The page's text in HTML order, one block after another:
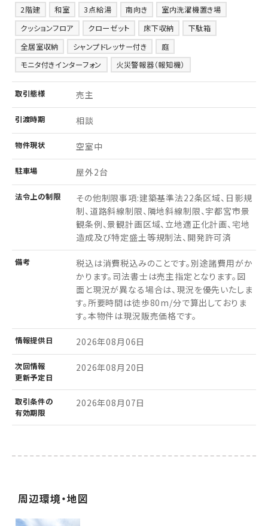
2階建
和室 3点給湯 南向き
室内洗濯機置き場
クッションフロア
クローゼット 床下収納
下駄箱
全居室収納
シャンプドレッサー付き
庭
モニタ付きインターフォン
火災警報器（報知機）
取引態様 売主
引渡時期 相談
物件現状 空室中
駐車場 屋外2台
法令上の制限
その他制限事項:建築基準法22条区域、日影規
制、道路斜線制限、隣地斜線制限、宇都宮市景
観条例、景観計画区域、立地適正化計画、宅地
造成及び特定盛土等規制法、開発許可済
備考
税込は消費税込みのことです。別途諸費用がか
かります。司法書士は売主指定となります。図
面と現況が異なる場合は、現況を優先いたしま
す。所要時間は徒歩80m/分で算出しておりま
す。本物件は現況販売価格です。
情報提供日 2026年08月06日
次回情報
更新予定日
2026年08月20日
取引条件の
有効期限
2026年08月07日
周辺環境・地図